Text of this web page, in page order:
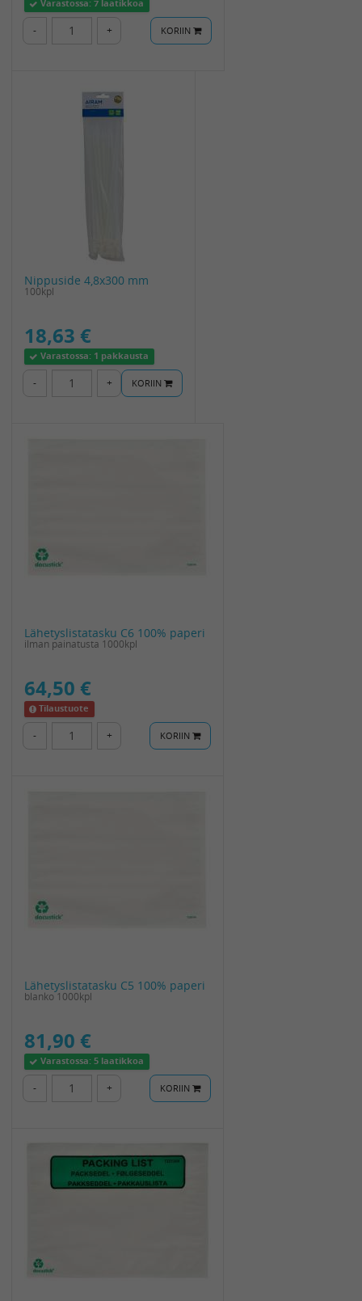
Varastossa:7 laatikkoa
- + KORIIN
Nippuside 4,8x300 mm
100kpl
18,63 €
Varastossa: 1 pakkausta
- + KORIIN
Lähetyslistatasku C6 100% paperi
ilman painatusta 1000kpl
64,50 €
Tilaustuote
- + KORIIN
Lähetyslistatasku C5 100% paperi
blanko 1000kpl
81,90 €
Varastossa:5 laatikkoa
- + KORIIN